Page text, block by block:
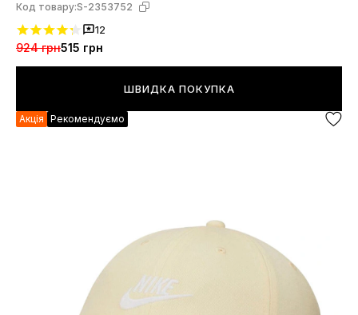
Код товару:S-2353752
12
924 грн515 грн
ШВИДКА ПОКУПКА
Акція Рекомендуємо